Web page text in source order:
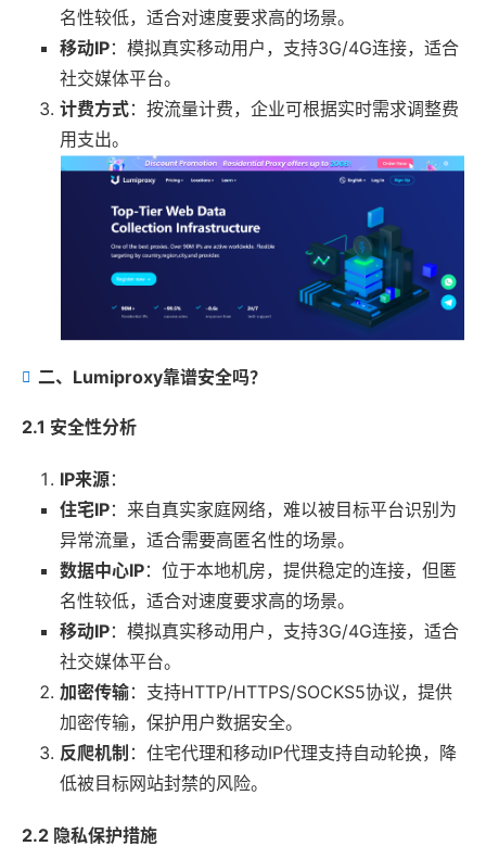
名性较低，适合对速度要求高的场景。
移动IP：模拟真实移动用户，支持3G/4G连接，适合
社交媒体平台。
计费方式：按流量计费，企业可根据实时需求调整费
用支出。
二、Lumiproxy靠谱安全吗？
2.1 安全性分析
IP来源：
住宅IP：来自真实家庭网络，难以被目标平台识别为
异常流量，适合需要高匿名性的场景。
数据中心IP：位于本地机房，提供稳定的连接，但匿
名性较低，适合对速度要求高的场景。
移动IP：模拟真实移动用户，支持3G/4G连接，适合
社交媒体平台。
加密传输：支持HTTP/HTTPS/SOCKS5协议，提供
加密传输，保护用户数据安全。
反爬机制 ：住宅代理和移动IP代理支持自动轮换，降
低被目标网站封禁的风险。
2.2 隐私保护措施